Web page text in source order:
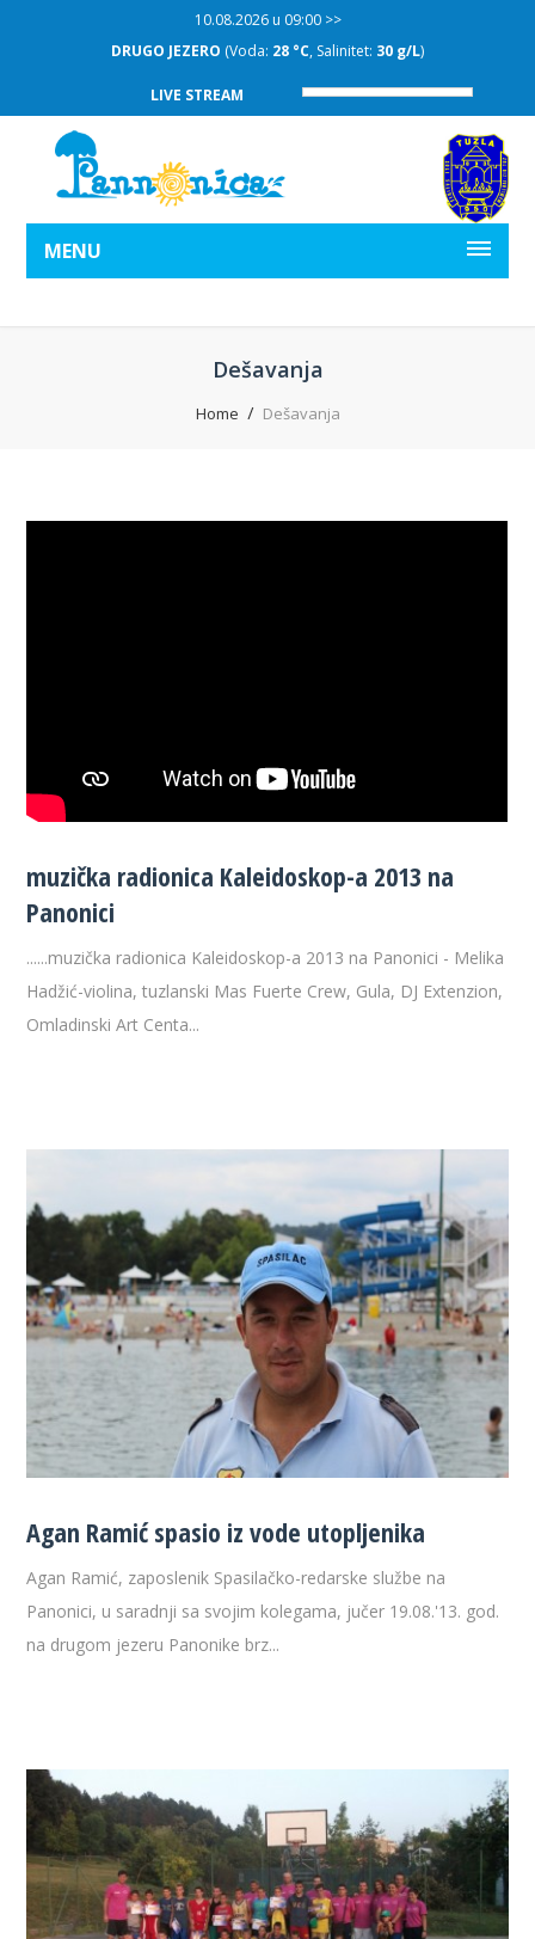
10.08.2026 u 09:00 >>
DRUGO JEZERO (Voda: 28 °C, Salinitet: 30 g/L)
LIVE STREAM
MENU
Dešavanja
Home Dešavanja
muzička radionica Kaleidoskop-a 2013 na
Panonici
......muzička radionica Kaleidoskop-a 2013 na Panonici - Melika
Hadžić-violina, tuzlanski Mas Fuerte Crew, Gula, DJ Extenzion,
Omladinski Art Centa...
Agan Ramić spasio iz vode utopljenika
Agan Ramić, zaposlenik Spasilačko-redarske službe na
Panonici, u saradnji sa svojim kolegama, jučer 19.08.'13. god.
na drugom jezeru Panonike brz...